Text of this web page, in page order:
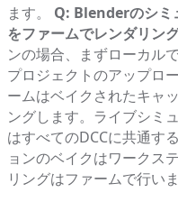
ます。 Q: Blenderのシミ
をファームでレンダリン
ンの場合、まずローカル
プロジェクトのアップロ
ームはベイクされたキャ
ングします。ライブシミ
はすべてのDCCに共通す
ョンのベイクはワークス
リングはファームで行いま